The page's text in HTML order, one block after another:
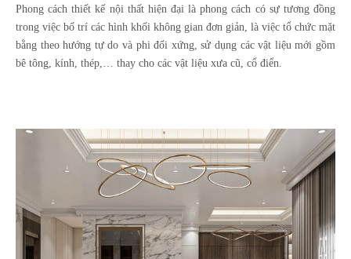
Phong cách thiết kế nội thất hiện đại là phong cách có sự tương đồng
trong việc bố trí các hình khối không gian đơn giản, là việc tổ chức mặt
bằng theo hướng tự do và phi đối xứng,sử dụng các vật liệu mới gồm
bê tông, kính, thép,… thay cho các vật liệu xưa cũ, cổ điển.